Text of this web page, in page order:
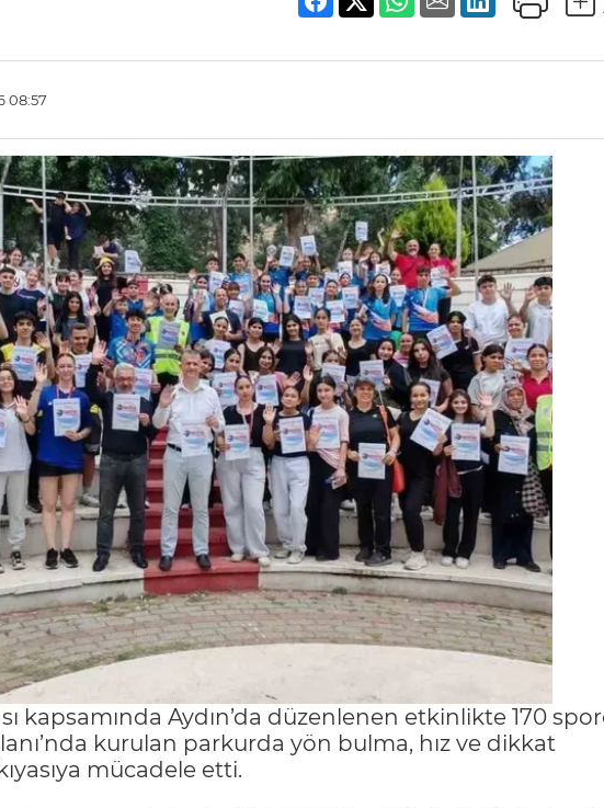
08:57
kapsamında Aydın’da düzenlenen etkinlikte 170
kurulan parkurda yön bulma, hız ve dikkat
mücadele etti.